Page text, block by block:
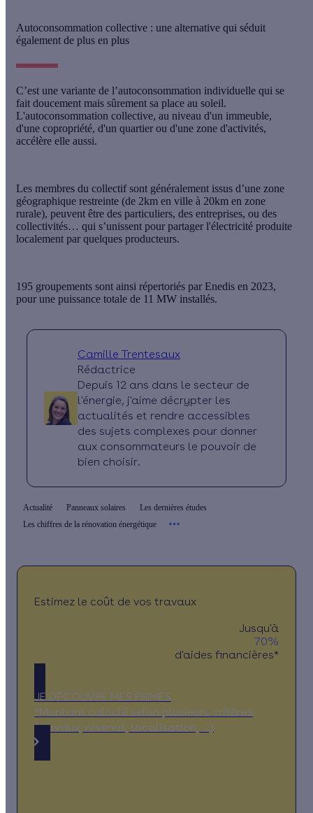
Autoconsommation collective : une alternative qui séduit
également de plus en plus
C’est une variante de l’autoconsommation individuelle qui se
fait doucement mais sûrement sa place au soleil.
L'autoconsommation collective, au niveau d'un immeuble,
d'une copropriété, d'un quartier ou d'une zone d'activités,
accélère elle aussi.
Les membres du collectif sont généralement issus d’une zone
géographique restreinte (de 2km en ville à 20km en zone
rurale), peuvent être des particuliers, des entreprises, ou des
collectivités… qui s’unissent pour partager l'électricité produite
localement par quelques producteurs.
195 groupements sont ainsi répertoriés par Enedis en 2023,
pour une puissance totale de 11 MW installés.
Camille Trentesaux
Rédactrice
Depuis 12 ans dans le secteur de
l'énergie, j'aime décrypter les
actualités et rendre accessibles
des sujets complexes pour donner
aux consommateurs le pouvoir de
bien choisir.
Actualité Panneaux solaires
Les dernières études
Les chiffres de la rénovation énergétique
Estimez le coût de vos travaux
Jusqu'à
70%
d'aides financières*
JE DÉCOUVRE MES PRIMES
*Montant calculé selon plusieurs critères
(travaux, revenus, localisation, …)